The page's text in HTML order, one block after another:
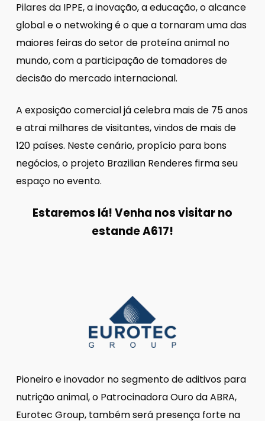
Pilares da IPPE, a inovação, a educação, o alcance
global e o netwoking é o que a tornaram uma das
maiores feiras do setor de proteína animal no
mundo, com a participação de tomadores de
decisão do mercado internacional.
A exposição comercial já celebra mais de 75 anos
e atrai milhares de visitantes, vindos de mais de
120 países. Neste cenário, propício para bons
negócios, o projeto Brazilian Renderes firma seu
espaço no evento.
Estaremos lá! Venha nos visitar no
estande A617!
Pioneiro e inovador no segmento de aditivos para
nutrição animal, o Patrocinadora Ouro da ABRA,
Eurotec Group, também será presença forte na